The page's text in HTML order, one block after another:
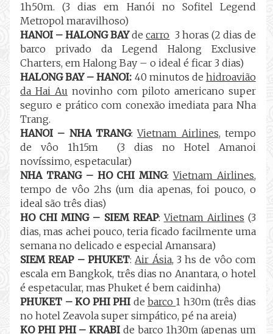
1h50m. (3 dias em Hanói no Sofitel Legend
Metropol maravilhoso)
HANOI – HALONG BAYdecarro 3 horas (2 dias de
barco privado da Legend Halong Exclusive
Charters, em Halong Bay – o ideal é ficar 3 dias)
HALONG BAY – HANOI: 40 minutos de hidroavião
da Hai Au novinho com piloto americano super
seguro e prático com conexão imediata para Nha
Trang.
HANOI – NHA TRANG:Vietnam Airlines, tempo
de vôo 1h15m
(3 dias no Hotel Amanoi
novíssimo, espetacular)
NHA TRANG – HO CHI MING:Vietnam Airlines,
tempo de vôo 2hs (um dia apenas, foi pouco, o
ideal são três dias)
HO CHI MING – SIEM REAP:Vietnam Airlines (3
dias, mas achei pouco, teria ficado facilmente uma
semana no delicado e especial Amansara)
SIEM REAP – PHUKET:Air Ásia, 3 hs de vôo com
escala em Bangkok, três dias no Anantara, o hotel
é espetacular, mas Phuket é bem caidinha)
PHUKET – KO PHI PHI de barco 1 h30m (três dias
no hotel Zeavola super simpático, pé na areia)
KO PHI PHI – KRABI de barco 1h30m (apenas um